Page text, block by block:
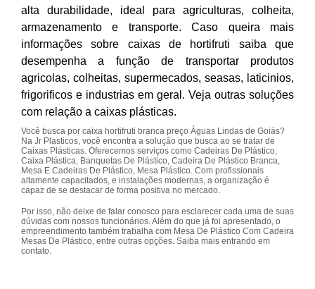
alta durabilidade, ideal para agriculturas, colheita,
armazenamento e transporte. Caso queira mais
informações sobre caixas de hortifruti saiba que
desempenha a função de transportar produtos
agricolas, colheitas, supermecados, seasas, laticinios,
frigorificos e industrias em geral. Veja outras soluções
com relação a caixas plásticas.
Você busca por caixa hortifruti branca preço Águas Lindas de Goiás?
Na Jr Plasticos, você encontra a solução que busca ao se tratar de
Caixas Plásticas. Oferecemos serviços como Cadeiras De Plástico,
Caixa Plástica, Banquetas De Plástico, Cadeira De Plástico Branca,
Mesa E Cadeiras De Plástico, Mesa Plástico. Com profissionais
altamente capacitados, e instalações modernas, a organização é
capaz de se destacar de forma positiva no mercado.
Por isso, não deixe de falar conosco para esclarecer cada uma de suas
dúvidas com nossos funcionários. Além do que já foi apresentado, o
empreendimento também trabalha com Mesa De Plástico Com Cadeira
Mesas De Plástico, entre outras opções. Saiba mais entrando em
contato.